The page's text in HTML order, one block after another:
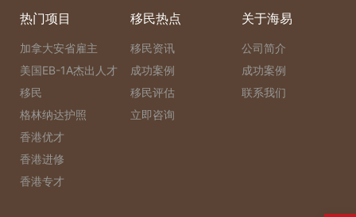
热门项目
加拿大安省雇主
美国EB-1A杰出人才
移民
格林纳达护照
香港优才
香港进修
香港专才
移民热点
移民资讯
成功案例
移民评估
立即咨询
关于海易
公司简介
成功案例
联系我们